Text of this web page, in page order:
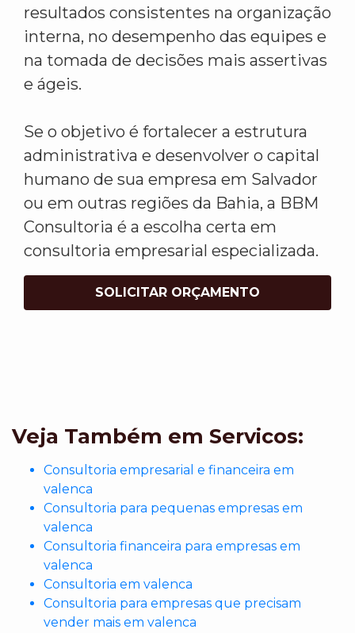
resultados consistentes na organização
interna, no desempenho das equipes e
na tomada de decisões mais assertivas
e ágeis.
Se o objetivo é fortalecer a estrutura
administrativa e desenvolver o capital
humano de sua empresa em Salvador
ou em outras regiões da Bahia, a BBM
Consultoria é a escolha certa em
consultoria empresarial especializada.
SOLICITAR ORÇAMENTO
Veja Também em Servicos:
Consultoria empresarial e financeira em
valenca
Consultoria para pequenas empresas em
valenca
Consultoria financeira para empresas em
valenca
Consultoria em valenca
Consultoria para empresas que precisam
vender mais em valenca